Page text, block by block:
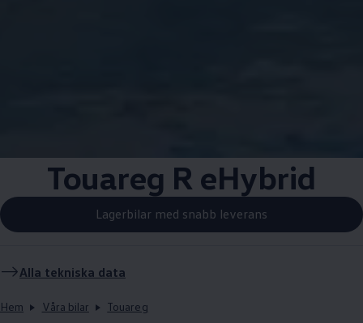
Touareg R eHybrid
Lagerbilar med snabb leverans
Alla tekniska data
Hem Våra bilar Touareg